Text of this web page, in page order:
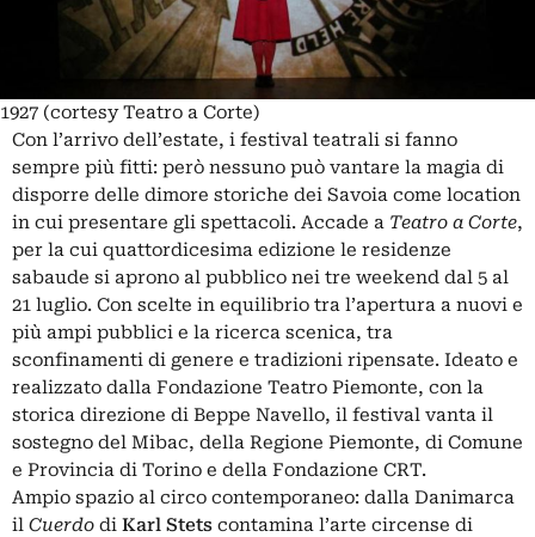
1927 (cortesy Teatro a Corte)
Con l’arrivo dell’estate, i festival teatrali si fanno
sempre più fitti: però nessuno può vantare la magia di
disporre delle dimore storiche dei Savoia come location
in cui presentare gli spettacoli. Accade a Teatro a Corte,
per la cui quattordicesima edizione le residenze
sabaude si aprono al pubblico nei tre weekend dal 5 al
21 luglio. Con scelte in equilibrio tra l’apertura a nuovi e
più ampi pubblici e la ricerca scenica, tra
sconfinamenti di genere e tradizioni ripensate. Ideato e
realizzato dalla Fondazione Teatro Piemonte, con la
storica direzione di Beppe Navello, il festival vanta il
sostegno del Mibac, della Regione Piemonte, di Comune
e Provincia di Torino e della Fondazione CRT.
Ampio spazio al circo contemporaneo: dalla Danimarca
il Cuerdo di Karl Stets contamina l’arte circense di